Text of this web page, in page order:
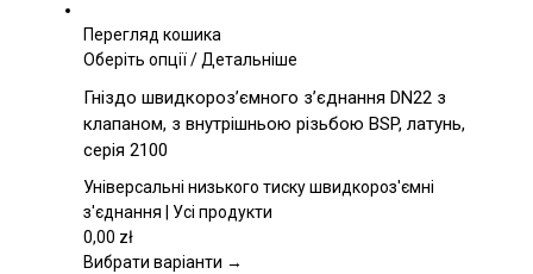
Перегляд кошика
Оберіть опціїЦей
має
кілька
Параметри
можна
на
/Детальніше
Гніздо швидкороз’ємного з’єднання DN22 з
клапаном, з внутрішньою різьбою BSP, латунь,
серія 2100
Універсальні низького тиску швидкороз'ємні
з'єднання | Усі продукти
0,00 zł
Вибрати варіанти →